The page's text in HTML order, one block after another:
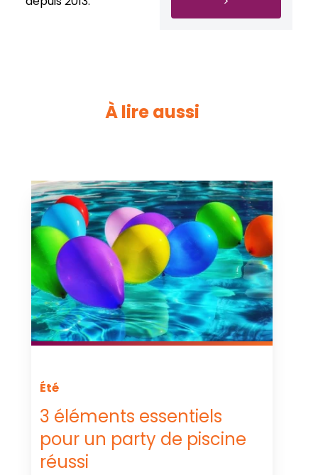
À lire aussi
Été
3 éléments essentiels
pour un party de piscine
réussi